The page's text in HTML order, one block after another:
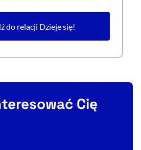
do relacji Dzieje się!
Cię